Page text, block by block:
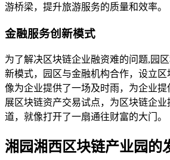
游桥梁，提升旅游服务的质量和效率。
金融服务创新模式
为了解决区块链企业融资难的问题,园
新模式，园区与金融机构合作，设立
像为企业提供了一场及时雨，为企业
展区块链资产交易试点，为区块链企
道，就像打开了一扇通往财富的大门。
湘园湘西区块链产业园的